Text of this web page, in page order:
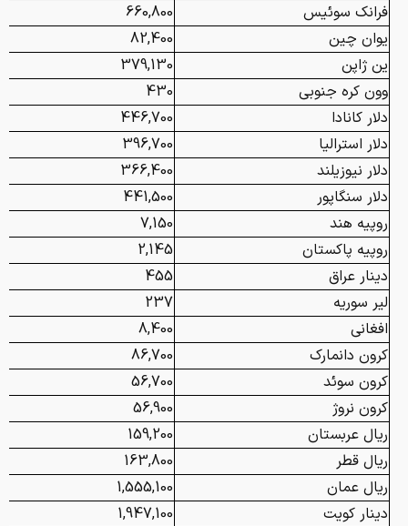
فرانک سوئیس
660,800
یوان چین
82,400
ین ژاپن
379,130
وون کره جنوبی
430
دلار کانادا
446,700
دلار استرالیا
396,700
دلار نیوزیلند
366,400
دلار سنگاپور
441,500
روپیه هند
7,150
روپیه پاکستان
2,145
دینار عراق
455
لیر سوریه
237
افغانی
8,400
کرون دانمارک
86,700
کرون سوئد
56,700
کرون نروژ
56,900
ریال عربستان
159,200
ریال قطر
163,800
ریال عمان
1,555,100
دینار کویت
1,947,100